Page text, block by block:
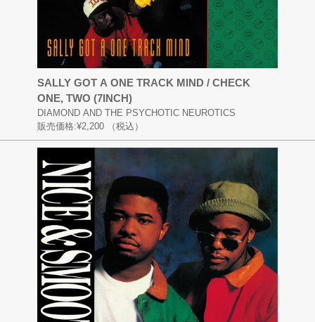
SALLY GOT A ONE TRACK MIND / CHECK
ONE, TWO (7INCH)
DIAMOND AND THE PSYCHOTIC NEUROTICS
販売価格:¥2,200 （税込）